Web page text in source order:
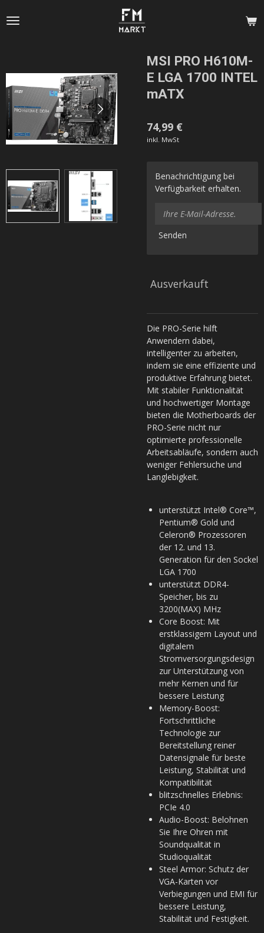
Hauptinhalt
MSI PRO H610M-
E LGA 1700 INTEL
mATX
74,99 €
inkl. MwSt
Benachrichtigung bei
Verfügbarkeit erhalten.
Senden
Ausverkauft
Die PRO-Serie hilft
Anwendern dabei,
intelligenter zu arbeiten,
indem sie eine effiziente und
produktive Erfahrung bietet.
Mit stabiler Funktionalität
und hochwertiger Montage
bieten die Motherboards der
PRO-Serie nicht nur
optimierte professionelle
Arbeitsabläufe, sondern auch
weniger Fehlersuche und
Langlebigkeit.
unterstützt Intel® Core™,
Pentium® Gold und
Celeron® Prozessoren
der 12. und 13.
Generation für den Sockel
LGA 1700
unterstützt DDR4-
Speicher, bis zu
3200(MAX) MHz
Core Boost: Mit
erstklassigem Layout und
digitalem
Stromversorgungsdesign
zur Unterstützung von
mehr Kernen und für
bessere Leistung
Memory-Boost:
Fortschrittliche
Technologie zur
Bereitstellung reiner
Datensignale für beste
Leistung, Stabilität und
Kompatibilität
blitzschnelles Erlebnis:
PCIe 4.0
Audio-Boost: Belohnen
Sie Ihre Ohren mit
Soundqualität in
Studioqualität
Steel Armor: Schutz der
VGA-Karten vor
Verbiegungen und EMI für
bessere Leistung,
Stabilität und Festigkeit.